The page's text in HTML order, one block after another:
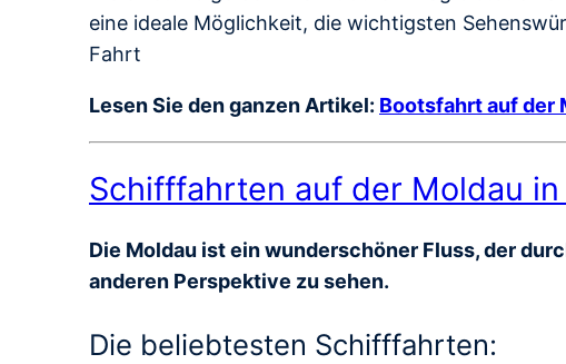
eine ideale Möglichkeit, die wichtigsten
Fahrt
Lesen Sie den ganzen Artikel: Bootsfahrt auf der
Schifffahrten auf der Moldau in
Die Moldau ist ein wunderschöner Fluss, der
anderen Perspektive zu sehen.
Die beliebtesten Schifffahrten: